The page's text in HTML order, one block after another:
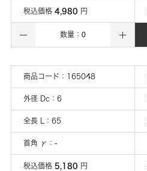
税込価格 4,980 円
数量：
商品コード： 165048
外径 Dc ： 6
全長 L ： 65
首角 γ ： -
税込価格 5,180 円